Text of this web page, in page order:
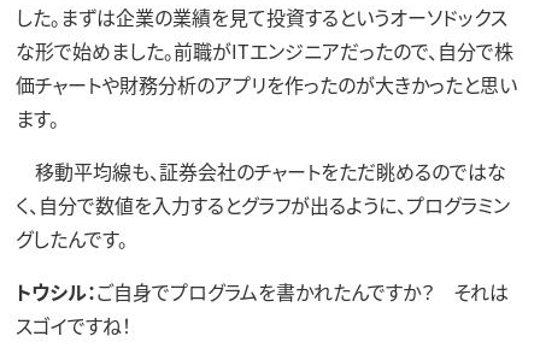
した。まずは企業の業績を見て投資するというオーソドックス
な形で始めました。前職がITエンジニアだったので、自分で株
価チャートや財務分析のアプリを作ったのが大きかったと思い
ます。
移動平均線も、証券会社のチャートをただ眺めるのではな
く、自分で数値を入力するとグラフが出るように、プログラミン
グしたんです。
トウシル：ご自身でプログラムを書かれたんですか？ それは
スゴイですね！